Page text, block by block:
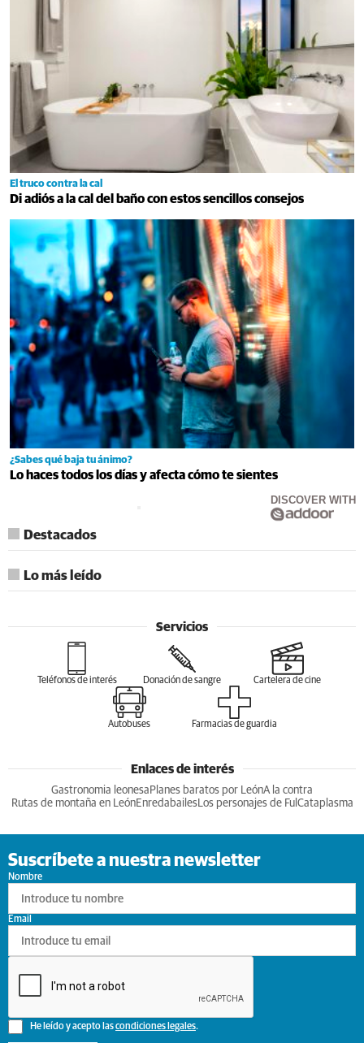
El truco contra la cal
Di adiós a la cal del baño con estos sencillos consejos
¿Sabes qué baja tu ánimo?
Lo haces todos los días y afecta cómo te sientes
DISCOVER WITH
Destacados
Lo más leído
Servicios
Teléfonos de interés Donación de sangre Cartelera de cine
Autobuses Farmacias de guardia
Enlaces de interés
Gastronomia leonesa Planes baratos por LeónA la contra
Rutas de montaña en LeónEnredabailesLos personajes de Ful Cataplasma
Suscríbete a nuestra newsletter
Nombre
He leído y acepto lascondiciones legales.
Email